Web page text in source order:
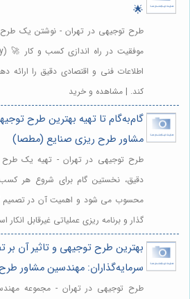
🌟
طرح توجیهی در تهران - نوشتن یک
اطلاعات فنی و اقتصادی دقیق را ارائه
کند. | مشاهده و خرید
گام‌به‌گام تا تهیه بهترین طرح
مشاور طرح ریزی صنایع (مطصا)
طرح توجیهی در تهران - تهیه یک طرح
دقیق، نخستین گام برای شروع هر کسب
محسوب می شود و اهمیت آن در تصمیم
گذار و برنامه ریزی عملیاتی غیرقابل
بهترین طرح توجیهی و تاثیر آن
سرمایه‌گذاران: مهندسین مشاور
طرح توجیهی در تهران - مجموعه